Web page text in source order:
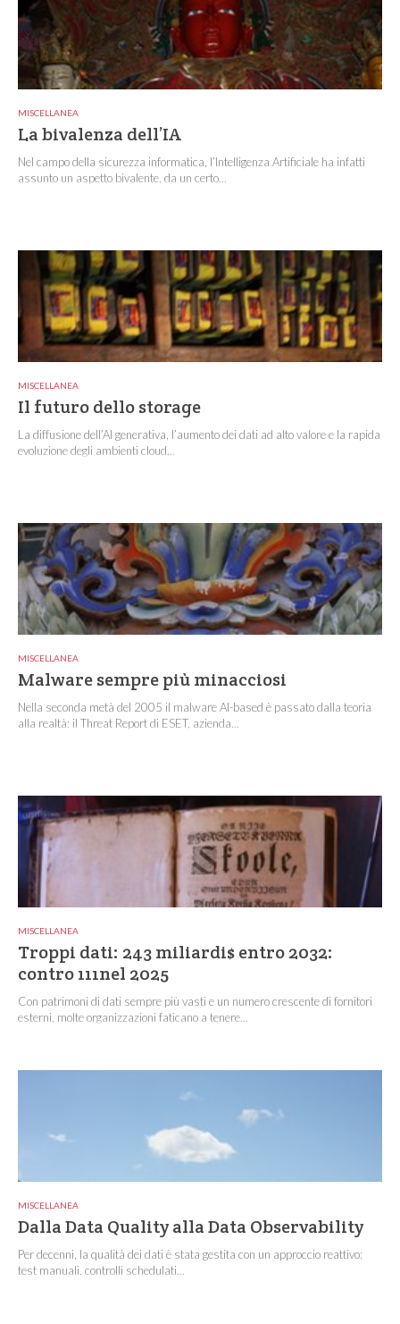
MISCELLANEA
La bivalenza dell’IA
Nel campo della sicurezza informatica, l’Intelligenza Artificiale ha infatti
assunto un aspetto bivalente, da un certo...
MISCELLANEA
Il futuro dello storage
La diffusione dell’AI generativa, l’aumento dei dati ad alto valore e la rapida
evoluzione degli ambienti cloud...
MISCELLANEA
Malware sempre più minacciosi
Nella seconda metà del 2005 il malware AI-based è passato dalla teoria
alla realtà: il Threat Report di ESET, azienda...
MISCELLANEA
Troppi dati: 243 miliardi$ entro 2032:
contro 111nel 2025
Con patrimoni di dati sempre più vasti e un numero crescente di fornitori
esterni, molte organizzazioni faticano a tenere...
MISCELLANEA
Dalla Data Quality alla Data Observability
Per decenni, la qualità dei dati è stata gestita con un approccio reattivo:
test manuali, controlli schedulati...